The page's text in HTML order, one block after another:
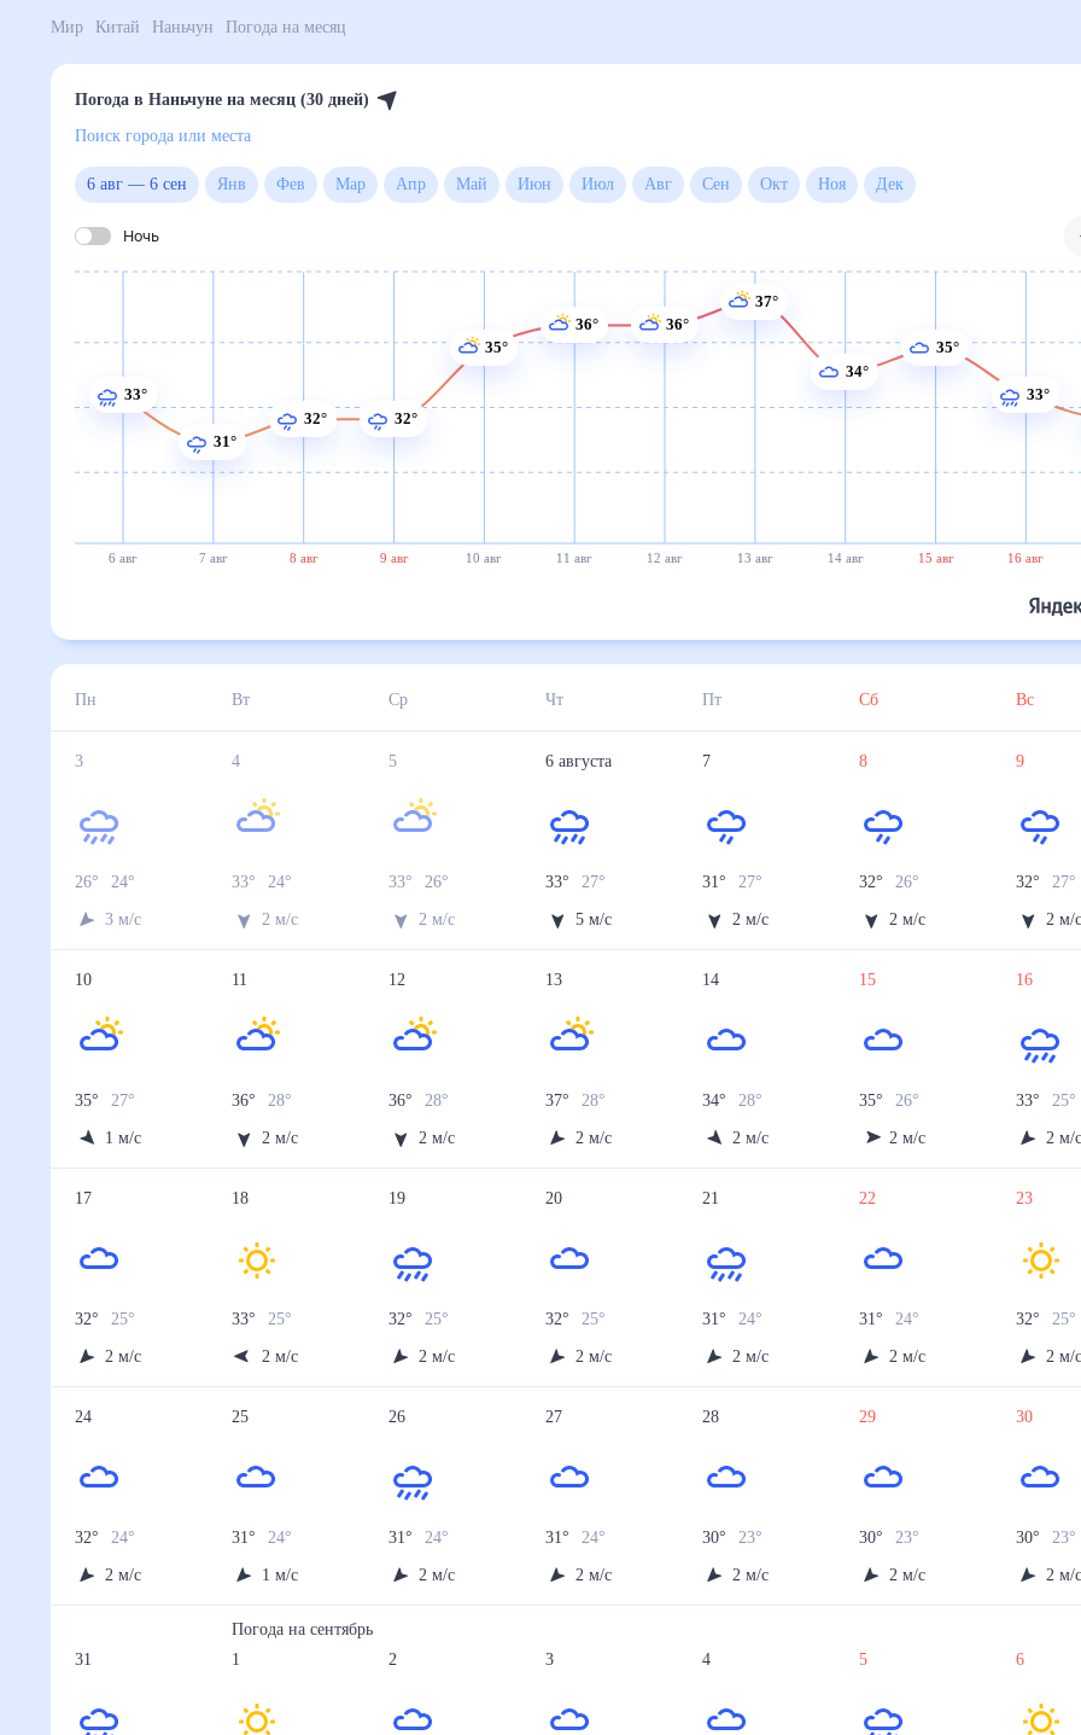
Мир Китай Наньчун Погода на месяц
Погода в Наньчуне на месяц (30 дней)
Поиск города или места
6 авг— 6 сен Янв Фев Мар Апр Май Июн Июл Авг Сен Окт Ноя
Ночь
6 авг 7 авг 8 авг 9 авг 10 авг 11 авг 12 авг 13 авг 14 авг 15 авг 16 авг
33°
31°
32° 32°
35°
36° 36°
37°
34°
35°
33°
Пн Вт Ср Чт Пт Сб Вс
3
26° 24
3 м/с
4
33° 24
2 м/с
5
33° 26
2 м/с
6 августа
33° 27°
5 м/с
7
31° 27°
2 м/с
8
32° 26
2 м/с
9
32° 27°
2 м/
10
35° 27°
1 м/с
11
36° 28
2 м/с
12
36° 28
2 м/с
13
37° 28
2 м/с
14
34° 28
2 м/с
15
35° 26
2 м/с
16
33° 25°
2 м/
17
32° 25°
2 м/с
18
33° 25°
2 м/с
19
32° 25°
2 м/с
20
32° 25°
2 м/с
21
31° 24°
2 м/с
22
31° 24°
2 м/с
23
32° 25°
2 м/
24
32° 24
2 м/с
25
31° 24°
1 м/с
26
31° 24°
2 м/с
27
31° 24°
2 м/с
28
30° 23
2 м/с
29
30° 23
2 м/с
30
30° 23
2 м/
31
Погода насентябрь
1
2 3 4 5 6